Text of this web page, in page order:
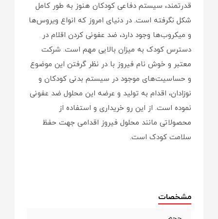
قدرتمند، سیستم دفاعی کودکان هنوز به طور کامل
شکل نگرفته است. در دنیای امروز که انواع ویروس‌ها
و میکروب‌ها وجود دارد، ضد عفونی کردن اقلام در
دسترس کودک به میزان بالایی مهم است. شرکت
معتبر و خوش نام فیروز با در نظر گرفتن این موضوع
و حساسیت‌های موجود در سیستم بدنی کودکان و
نوزادان، اقدام به تولید و عرضه این محلول ضد عفونی
نموده است. از این رو خریداری و استفاده از
محصولاتی مانند محلول فیروز اقدامی جهت حفظ
سلامت کودک است.
مشخصات